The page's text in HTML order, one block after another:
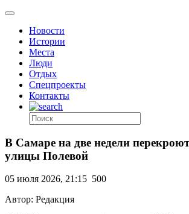
Новости
Истории
Места
Люди
Отдых
Спецпроекты
Контакты
В Самаре на две недели
улицы Полевой
05 июля 2026, 21:15 500
Автор: Редакция